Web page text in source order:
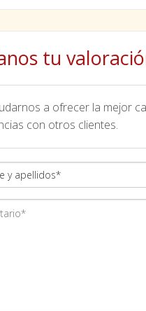
tu
a ofrecer la mejor
con otros clientes.